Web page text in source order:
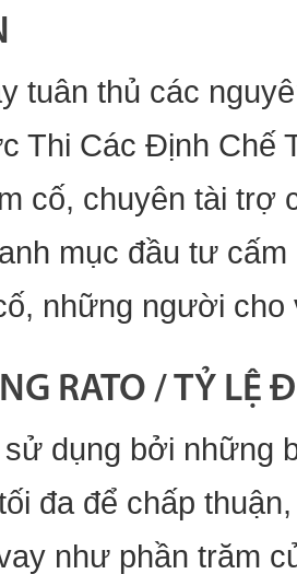
tuân thủ các
Thi Các Định Chế
cố, chuyên tài trợ
mục đầu tư
những người cho
RATO / TỶ LỆ
dụng bởi những
đa để chấp
như phần trăm